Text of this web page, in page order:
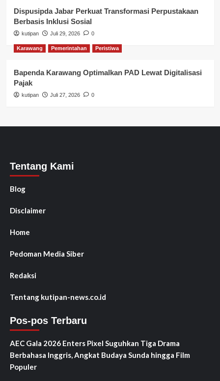
Dispusipda Jabar Perkuat Transformasi Perpustakaan
Berbasis Inklusi Sosial
kutipan Juli 29, 2026 0
Karawang Pemerintahan Peristiwa
Bapenda Karawang Optimalkan PAD Lewat Digitalisasi
Pajak
kutipan Juli 27, 2026 0
Tentang Kami
Blog
Disclaimer
Home
Pedoman Media Siber
Redaksi
Tentang kutipan-news.co.id
Pos-pos Terbaru
AEC Gala 2026 Enters Pixel Suguhkan Tiga Drama
Berbahasa Inggris, Angkat Budaya Sunda hingga Film
Populer